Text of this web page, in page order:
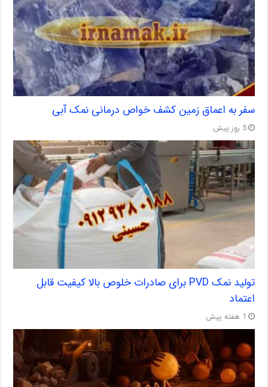
سفر به اعماق زمین کشف خواص درمانی نمک آبی
5 روز پیش
تولید نمک PVD برای صادرات خلوص بالا کیفیت قابل
اعتماد
1 هفته پیش